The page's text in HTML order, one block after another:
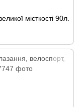
місткості 90л.